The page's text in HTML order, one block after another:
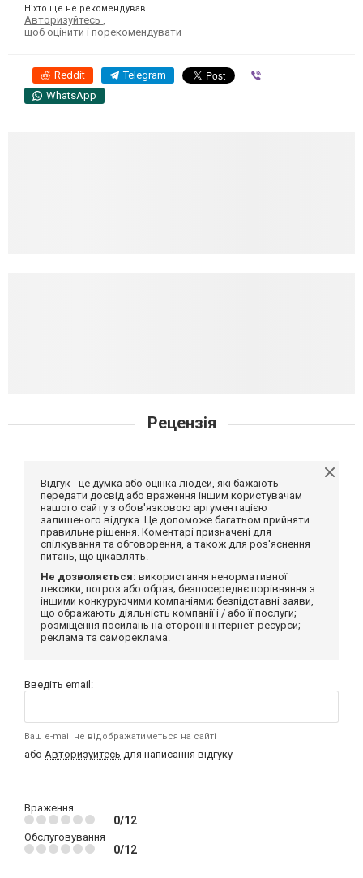
Ніхто ще не рекомендував
Авторизуйтесь ,
щоб оцінити і порекомендувати
Reddit Telegram
WhatsApp
Рецензія
Відгук - це думка або оцінка людей, які бажають
передати досвід або враження іншим користувачам
нашого сайту з обов'язковою аргументацією
залишеного відгука. Це допоможе багатьом прийняти
правильне рішення. Коментарі призначені для
спілкування та обговорення, а також для роз'яснення
питань, що цікавлять.
Не дозволяється: використання ненормативної
лексики, погроз або образ; безпосереднє порівняння з
іншими конкуруючими компаніями; безпідставні заяви,
що ображають діяльність компанії і / або її послуги;
розміщення посилань на сторонні інтернет-ресурси;
реклама та самореклама.
Введіть email:
Ваш e-mail не відображатиметься на сайті
або Авторизуйтесь для написання відгуку
Враження
0/12
Обслуговування
0/12